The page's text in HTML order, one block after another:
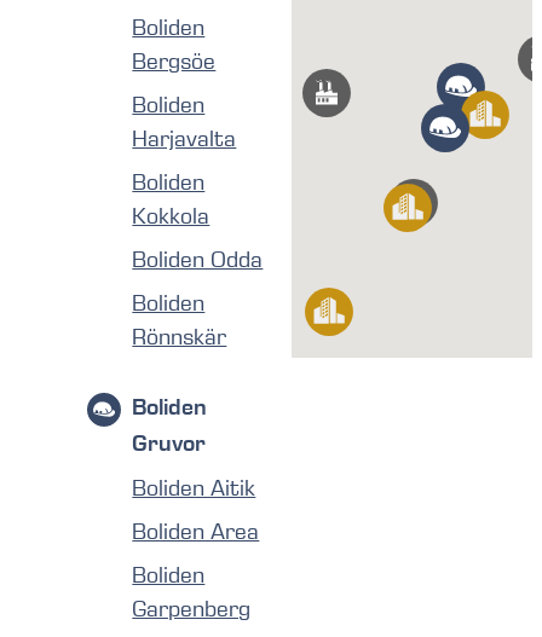
Boliden
Bergsöe
Boliden
Harjavalta
Boliden
Kokkola
Boliden Odda
Boliden
Rönnskär
Boliden
Gruvor
Boliden Aitik
Boliden Area
Boliden
Garpenberg